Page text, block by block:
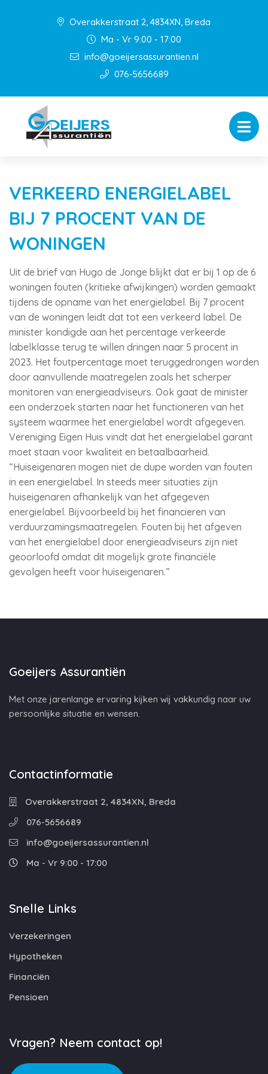
Overakkerstraat 2, 4834XN, Breda
Ma - Vr 9:00 - 17:00
info@goeijersassurantien.nl
076-5656689
VERKEERD ENERGIELABEL
BIJ 7 PROCENT VAN DE
WONINGEN
Uit de brief van Hugo de Jonge blijkt dat er bij 1 op de 6
woningen fouten (kritieke afwijkingen) worden gemaakt
tijdens de opname van het energielabel. Bij 7 procent
van de woningen leidt dat tot een verkeerd label. De
minister kondigde aan het percentage verkeerde
labelklasse terug te willen dringen naar 5 procent in
2023. Het foutpercentage moet teruggedrongen worden
door aanvullende maatregelen zoals het scherper
monitoren van energieadviseurs. Ook gaat de minister
een onderzoek starten naar het functioneren van het
systeem waarmee het energielabel wordt afgegeven.
Vereniging Eigen Huis vindt dat het energielabel garant
moet staan voor kwaliteit en betaalbaarheid.
“Huiseigenaren mogen niet de dupe worden van fouten
in een energielabel. In steeds meer situaties zijn
huiseigenaren afhankelijk van het afgegeven
energielabel. Bijvoorbeeld bij het financieren van
verduurzamingsmaatregelen. Fouten bij het afgeven
van het energielabel door energieadviseurs zijn niet
geoorloofd omdat dit mogelijk grote financiële
gevolgen heeft voor huiseigenaren.”
Goeijers Assurantiën
Met onze jarenlange ervaring kijken wij vakkundig naar uw
persoonlijke situatie en wensen.
Contactinformatie
Overakkerstraat 2, 4834XN, Breda
076-5656689
info@goeijersassurantien.nl
Ma - Vr 9:00 - 17:00
Snelle Links
Verzekeringen
Hypotheken
Financiën
Pensioen
Vragen? Neem contact op!